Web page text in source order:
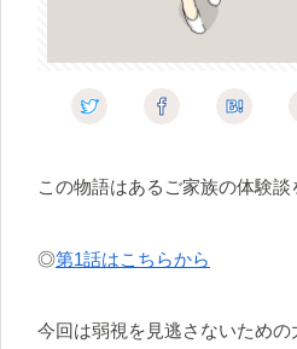
この物語はあるご家族の体験談
◎第1話はこちらから
今回は弱視を見逃さないため